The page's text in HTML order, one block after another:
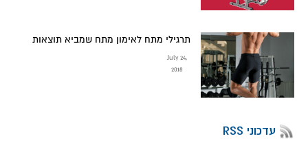
תרגילי מתח לאימון מתח שמביא תוצאות
July 24,
2018
עדכוני RSS